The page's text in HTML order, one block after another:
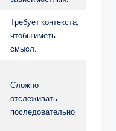
Требует контекста,
чтобы иметь
смысл.
Сложно
отслеживать
последовательно.